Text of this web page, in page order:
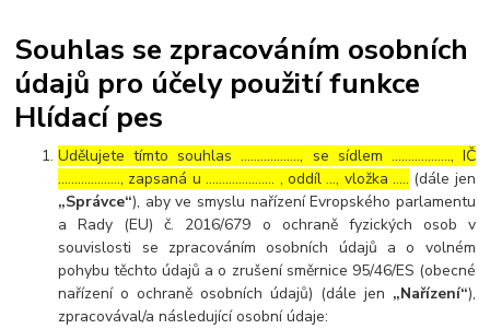
Souhlas se zpracováním osobních
údajů pro účely použití funkce
Hlídací pes
Udělujete tímto souhlas ……………..., se sídlem ………………, IČ
………………., zapsaná u ………………… , oddíl …, vložka ….. (dále jen
„Správce“), aby ve smyslu nařízení Evropského parlamentu
a Rady (EU) č. 2016/679 o ochraně fyzických osob v
souvislosti se zpracováním osobních údajů a o volném
pohybu těchto údajů a o zrušení směrnice 95/46/ES (obecné
nařízení o ochraně osobních údajů) (dále jen „Nařízení“),
zpracovával/a následující osobní údaje: